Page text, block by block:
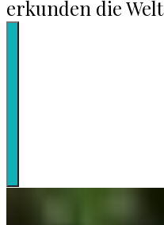
erkunden die Welt